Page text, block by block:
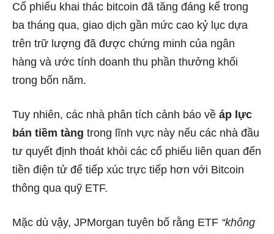
Cổ phiếu khai thác bitcoin đã tăng đáng kể trong
ba tháng qua, giao dịch gần mức cao kỷ lục dựa
trên trữ lượng đã được chứng minh của ngân
hàng và ước tính doanh thu phần thưởng khối
trong bốn năm.
Tuy nhiên, các nhà phân tích cảnh báo về áp lực
bán tiềm tàng trong lĩnh vực này nếu các nhà đầu
tư quyết định thoát khỏi các cổ phiếu liên quan đến
tiền điện tử để tiếp xúc trực tiếp hơn với Bitcoin
thông qua quỹ ETF.
Mặc dù vậy, JPMorgan tuyên bố rằng ETF “không